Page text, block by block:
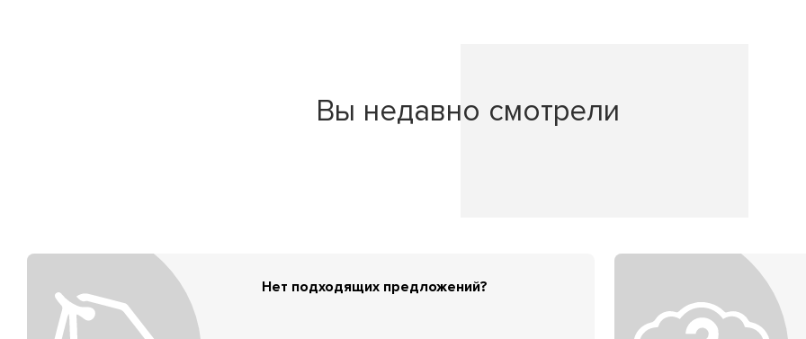
Вы недавно смотрели
Нет подходящих предложений?